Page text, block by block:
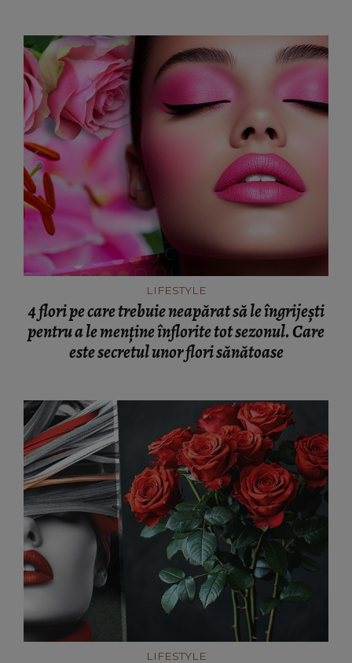
LIFESTYLE
4 flori pe care trebuie neapărat să le îngrijești
pentru a le menține înflorite tot sezonul. Care
este secretul unor flori sănătoase
LIFESTYLE